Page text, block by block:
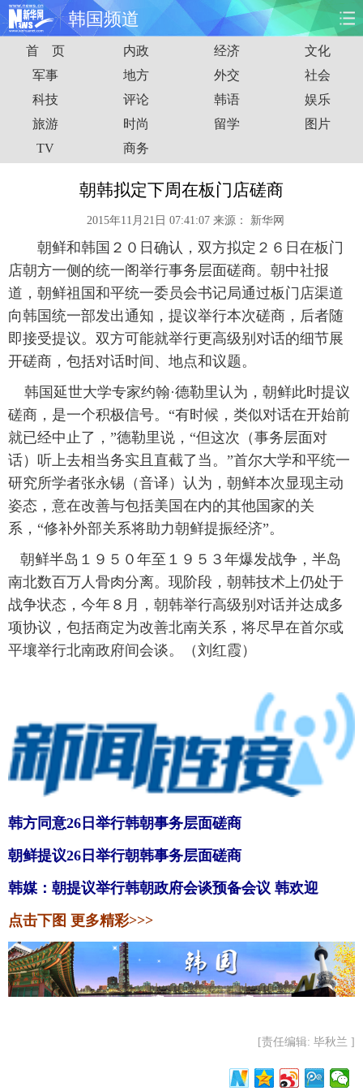
韩国频道
首页 时政 国际 财经
娱乐 体育 人事 教育
时尚 思客
台湾 华人
能源 房产
图片 视频 彩票 食品
旅游 健康 信息化 数据
金融 公益 军事 无人机
富媒体 摄影 新华广播
新华电视中文 新华电视英文 返回PC
首 页 内政 经济
文化
军事
地方 外交
社会
科技
评论 韩语
娱乐
旅游
时尚 留学
图片
TV
商务
朝韩拟定下周在板门店磋商
2015年11月21日 07:41:07 来源： 新华网
朝鲜和韩国２０日确认，双方拟定２６日在板门
店朝方一侧的统一阁举行事务层面磋商。朝中社报
道，朝鲜祖国和平统一委员会书记局通过板门店渠道
向韩国统一部发出通知，提议举行本次磋商，后者随
即接受提议。双方可能就举行更高级别对话的细节展
开磋商，包括对话时间、地点和议题。
韩国延世大学专家约翰·德勒里认为，朝鲜此时提议
磋商，是一个积极信号。“有时候，类似对话在开始前
就已经中止了，”德勒里说，“但这次（事务层面对
话）听上去相当务实且直截了当。”首尔大学和平统一
研究所学者张永锡（音译）认为，朝鲜本次显现主动
姿态，意在改善与包括美国在内的其他国家的关
系，“修补外部关系将助力朝鲜提振经济”。
朝鲜半岛１９５０年至１９５３年爆发战争，半岛
南北数百万人骨肉分离。现阶段，朝韩技术上仍处于
战争状态，今年８月，朝韩举行高级别对话并达成多
项协议，包括商定为改善北南关系，将尽早在首尔或
平壤举行北南政府间会谈。（刘红霞）
韩方同意26日举行韩朝事务层面磋商
朝鲜提议26日举行朝韩事务层面磋商
韩媒：朝提议举行韩朝政府会谈预备会议 韩欢迎
点击下图 更多精彩>>>
[责任编辑: 毕秋兰 ]